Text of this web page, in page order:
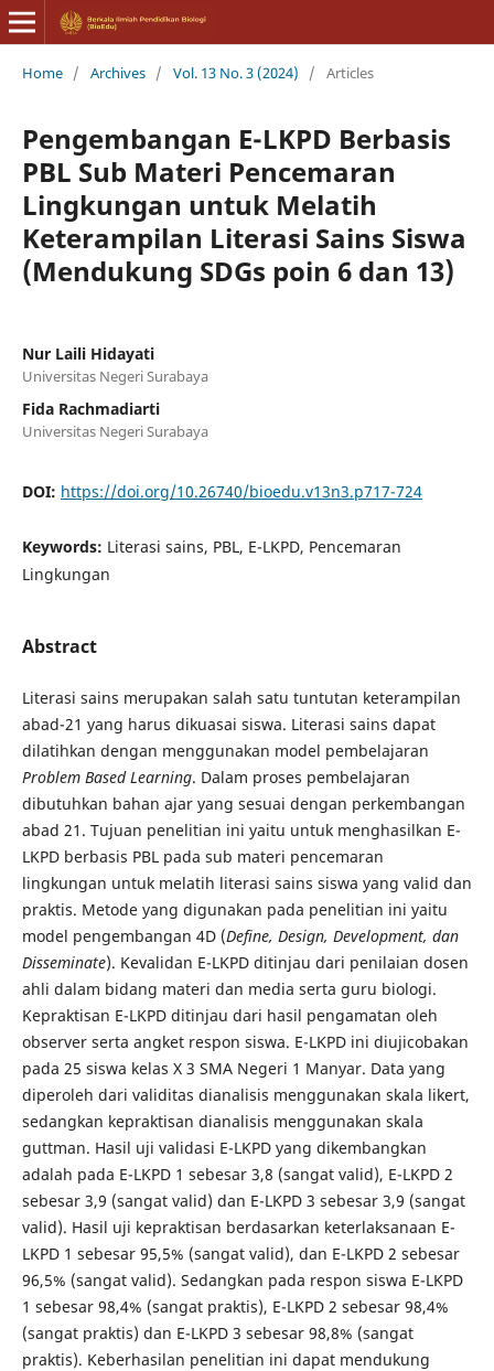
Home / Archives / Vol. 13 No. 3 (2024) / Articles
Pengembangan E-LKPD Berbasis
PBL Sub Materi Pencemaran
Lingkungan untuk Melatih
Keterampilan Literasi Sains Siswa
(Mendukung SDGs poin 6 dan 13)
Nur Laili Hidayati
Universitas Negeri Surabaya
Fida Rachmadiarti
Universitas Negeri Surabaya
DOI: https://doi.org/10.26740/bioedu.v13n3.p717-724
Keywords: Literasi sains, PBL, E-LKPD, Pencemaran
Lingkungan
Abstract
Literasi sains merupakan salah satu tuntutan keterampilan
abad-21 yang harus dikuasai siswa. Literasi sains dapat
dilatihkan dengan menggunakan model pembelajaran
Problem Based Learning. Dalam proses pembelajaran
dibutuhkan bahan ajar yang sesuai dengan perkembangan
abad 21. Tujuan penelitian ini yaitu untuk menghasilkan E-
LKPD berbasis PBL pada sub materi pencemaran
lingkungan untuk melatih literasi sains siswa yang valid dan
praktis. Metode yang digunakan pada penelitian ini yaitu
model pengembangan 4D (Define, Design, Development, dan
Disseminate). Kevalidan E-LKPD ditinjau dari penilaian dosen
ahli dalam bidang materi dan media serta guru biologi.
Kepraktisan E-LKPD ditinjau dari hasil pengamatan oleh
observer serta angket respon siswa. E-LKPD ini diujicobakan
pada 25 siswa kelas X 3 SMA Negeri 1 Manyar. Data yang
diperoleh dari validitas dianalisis menggunakan skala likert,
sedangkan kepraktisan dianalisis menggunakan skala
guttman. Hasil uji validasi E-LKPD yang dikembangkan
adalah pada E-LKPD 1 sebesar 3,8 (sangat valid), E-LKPD 2
sebesar 3,9 (sangat valid) dan E-LKPD 3 sebesar 3,9 (sangat
valid). Hasil uji kepraktisan berdasarkan keterlaksanaan E-
LKPD 1 sebesar 95,5% (sangat valid), dan E-LKPD 2 sebesar
96,5% (sangat valid). Sedangkan pada respon siswa E-LKPD
1 sebesar 98,4% (sangat praktis), E-LKPD 2 sebesar 98,4%
(sangat praktis) dan E-LKPD 3 sebesar 98,8% (sangat
praktis). Keberhasilan penelitian ini dapat mendukung